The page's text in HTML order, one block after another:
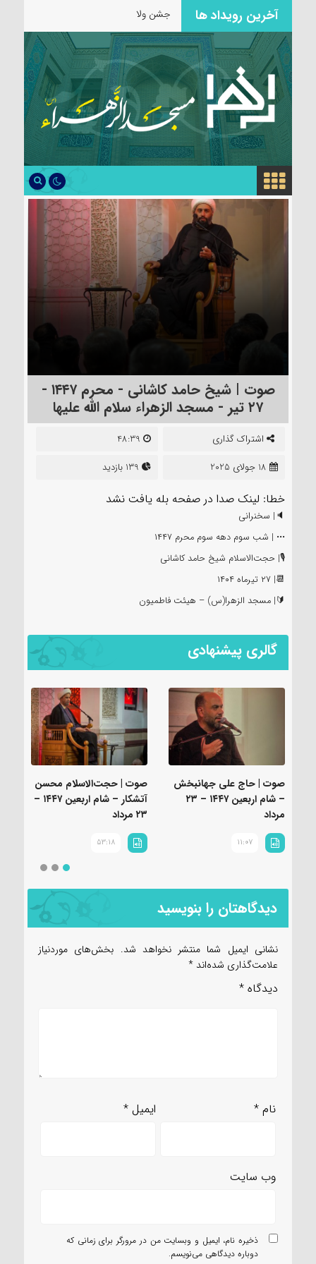
آخرین رویداد ها جشن ولادت حضرت
صوت | شیخ حامد کاشانی - محرم ۱‌۴‌۴‌۷ -
۲۷ تیر - مسجد الزهراء سلام الله علیها
اشتراک گذاری
48:39
139 بازدید
خطا: لینک صدا در صفحه بله یافت نشد
🔈| سخنرانی
••• | شب سوم دهه سوم محرم ۱‌۴‌۴‌۷
🎙| حجت‌الاسلام شیخ حامد کاشانی
📆| ۲۷ تیرماه ۱‌۴‌۰‌۴
🔰| مسجد الزهرا(س) – هیئت فاطمیون
گالری پیشنهادی
صوت | حاج علی جهانبخش
– شام اربعین ۱‌۴‌۴‌۷ – ۲۳
مرداد
11:07
صوت | حجت‌الاسلام محسن
آتشکار – شام اربعین ۱‌۴‌۴‌۷ –
۲۳ مرداد
53:18
دیدگاهتان را بنویسید
نشانی ایمیل شما منتشر نخواهد شد. بخش‌های موردنیاز
علامت‌گذاری شده‌اند *
دیدگاه *
نام* ایمیل*
وب‌ سایت
ذخیره نام، ایمیل و وبسایت من در مرورگر برای زمانی که
دوباره دیدگاهی می‌نویسم.